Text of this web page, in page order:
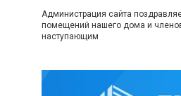
Администрация сайта
помещений нашего дома и
наступающим